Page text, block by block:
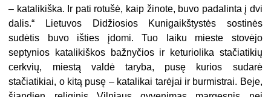
– katalikiška. Ir pati rotušė, kaip žinote, buvo padalinta į dvi
dalis.“ Lietuvos Didžiosios Kunigaikštystės sostinės
sudėtis buvo išties įdomi. Tuo laiku mieste stovėjo
septynios katalikiškos bažnyčios ir keturiolika stačiatikių
cerkvių, miestą valdė taryba, pusę kurios sudarė
stačiatikiai, o kitą pusę – katalikai tarėjai ir burmistrai. Beje,